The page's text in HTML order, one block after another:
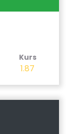
Kurs
1.87